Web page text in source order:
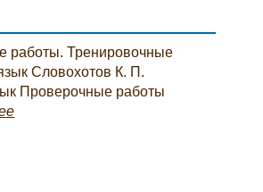
работы. Тренировочные
Словохотов К. П.
Проверочные работы